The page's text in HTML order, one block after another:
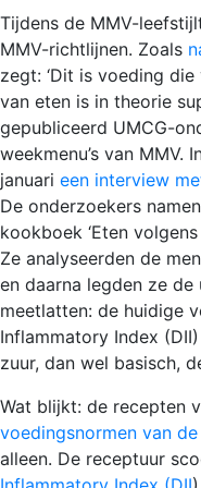
Tijdens de MMV-
MMV-richtlijnen. Zoals
zegt: ‘Dit is voeding
van eten is in theorie
gepubliceerd UMCG-
weekmenu’s van MMV.
januari een interview
De onderzoekers
kookboek ‘Eten
Ze analyseerden de
en daarna legden ze
meetlatten: de huidige
Inflammatory Index
zuur, dan wel basisch,
Wat blijkt: de recepten
voedingsnormen van
alleen. De receptuur